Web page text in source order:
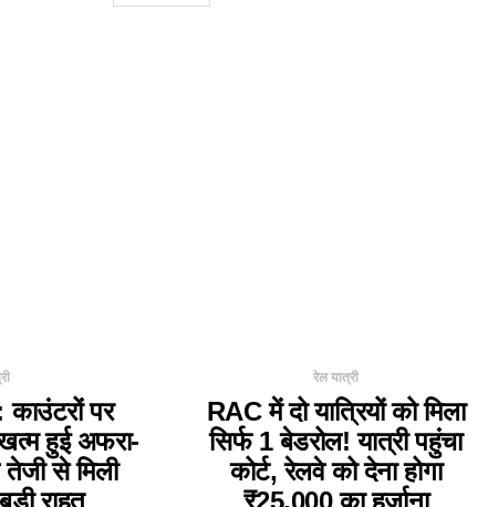
पर
हुई अफरा-
से मिली
राहत
रेल यात्री
RAC में दो यात्रियों को मिला
सिर्फ 1 बेडरोल! यात्री पहुंचा
कोर्ट, रेलवे को देना होगा
₹25,000 का हर्जाना